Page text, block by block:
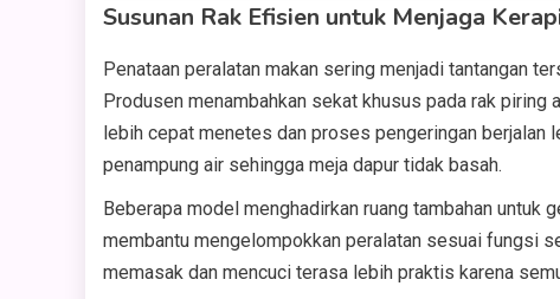
Susunan Rak Efisien untuk Menjaga
Penataan peralatan makan sering menjadi tantangan
Produsen menambahkan sekat khusus pada rak
lebih cepat menetes dan proses pengeringan berjalan
penampung air sehingga meja dapur tidak basah.
Beberapa model menghadirkan ruang tambahan untuk
membantu mengelompokkan peralatan sesuai fungsi
memasak dan mencuci terasa lebih praktis karena